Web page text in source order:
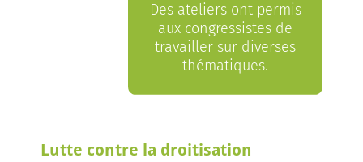
Des ateliers ont permis
aux congressistes de
travailler sur diverses
thématiques.
Lutte contre la droitisation